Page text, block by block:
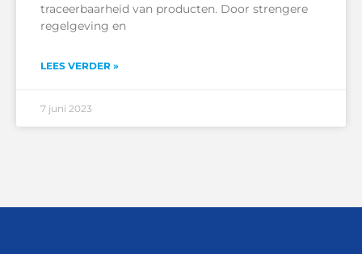
traceerbaarheid van producten. Door strengere
regelgeving en
LEES VERDER »
7 juni 2023